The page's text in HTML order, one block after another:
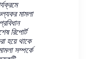
মামলা
রিপোর্ট
হয়ে থাকে
সম্পর্কে